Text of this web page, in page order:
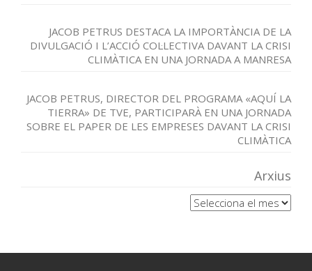
JACOB PETRUS DESTACA LA IMPORTÀNCIA DE LA
DIVULGACIÓ I L’ACCIÓ COL·LECTIVA DAVANT LA CRISI
CLIMÀTICA EN UNA JORNADA A MANRESA
JACOB PETRUS, DIRECTOR DEL PROGRAMA «AQUÍ LA
TIERRA» DE TVE, PARTICIPARÀ EN UNA JORNADA
SOBRE EL PAPER DE LES EMPRESES DAVANT LA CRISI
CLIMÀTICA
Arxius
Arxius